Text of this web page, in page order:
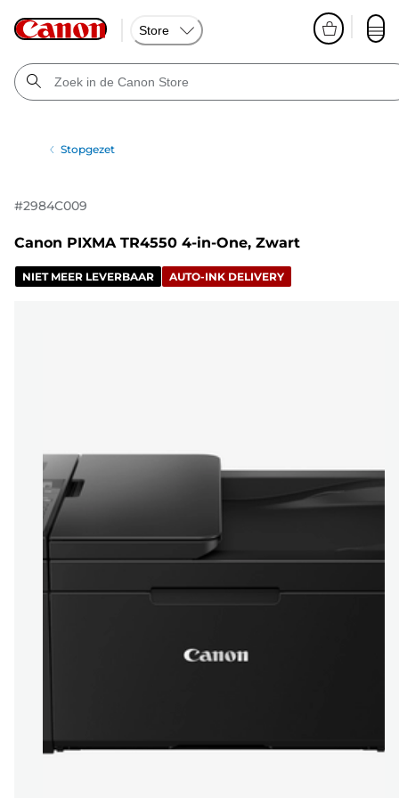
Store
Stopgezet
#2984C009
Canon PIXMA TR4550 4-in-One, Zwart
NIET MEER LEVERBAAR AUTO-INK DELIVERY